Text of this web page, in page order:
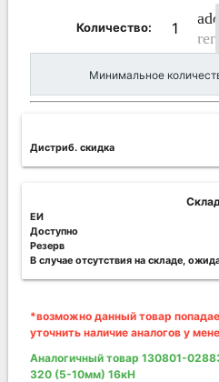
Количество:
Минимальное
Дистриб. скидка
ЕИ
Доступно
Резерв
В случае отсутствия на складе,
*возможно данный товар
уточнить наличие аналогов у
Аналогичный товар 130801-
320 (5-10мм) 16кН